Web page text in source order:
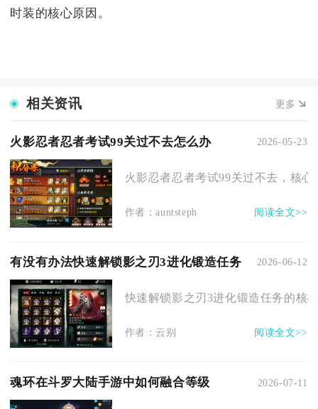
时装的核心原因。
相关资讯 更多
火影忍者忍者考试99关过不去怎么办 2026-05-23
火影忍者忍者考试99关过不去，核
作者：auntsteph 阅读全文>>
有没有办法快速解锁影之刃3进化锻造任务 2026-06-12
快速解锁影之刃3进化锻造任务的核
作者：云别 阅读全文>>
魂环在斗罗大陆手游中如何融合等级 2026-07-11